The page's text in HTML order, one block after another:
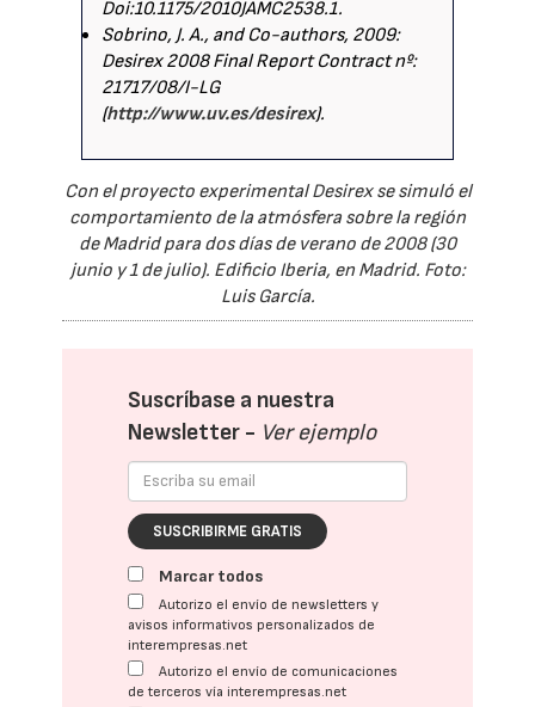
Doi:10.1175/2010JAMC2538.1.
Sobrino, J. A., and Co-authors, 2009:
Desirex 2008 Final Report Contract nº:
21717/08/I-LG
(http://www.uv.es/desirex).
Con el proyecto experimental Desirex se simuló el
comportamiento de la atmósfera sobre la región
de Madrid para dos días de verano de 2008 (30
junio y 1 de julio). Edificio Iberia, en Madrid. Foto:
Luis García.
Suscríbase a nuestra
Newsletter - Ver ejemplo
SUSCRIBIRME GRATIS
Marcar todos
Autorizo el envío de newsletters y
avisos informativos personalizados de
interempresas.net
Autorizo el envío de comunicaciones
de terceros vía interempresas.net